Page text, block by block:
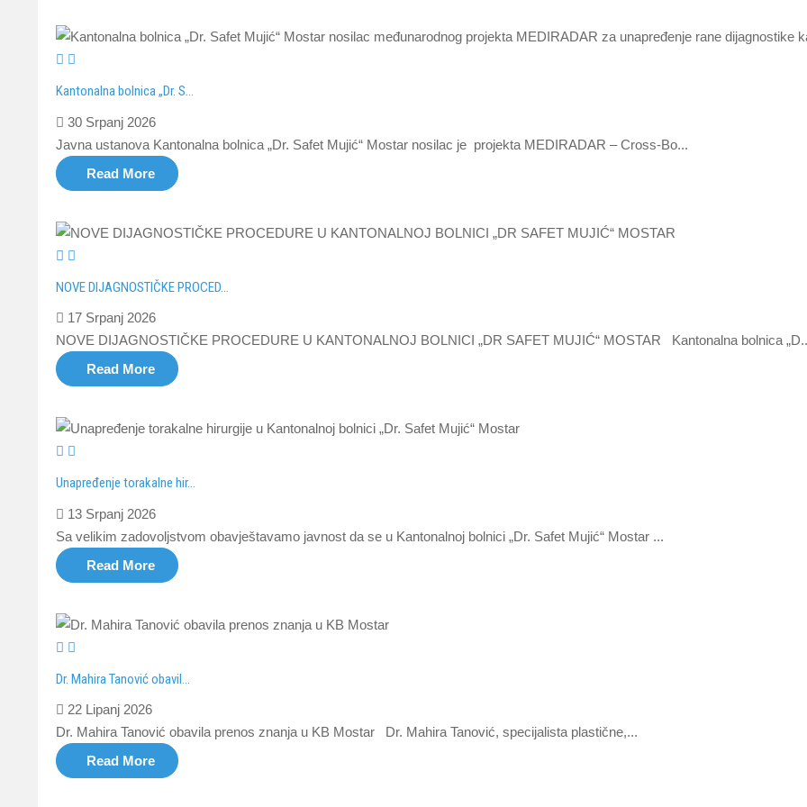
Kantonalna bolnica „Dr. S...
30 Srpanj 2026
Javna ustanova Kantonalna bolnica „Dr. Safet Mujić“ Mostar nosilac je projekta MEDIRADAR – Cross-Bo...
Read More
NOVE DIJAGNOSTIČKE PROCED...
17 Srpanj 2026
NOVE DIJAGNOSTIČKE PROCEDURE U KANTONALNOJ BOLNICI „DR SAFET MUJIĆ“ MOSTAR Kantonalna bolnica
Read More
Unapređenje torakalne hir...
13 Srpanj 2026
Sa velikim zadovoljstvom obavještavamo javnost da se u Kantonalnoj bolnici „Dr. Safet Mujić“ Mostar ...
Read More
Dr. Mahira Tanović obavil...
22 Lipanj 2026
Dr. Mahira Tanović obavila prenos znanja u KB Mostar Dr. Mahira Tanović, specijalista plastične,...
Read More